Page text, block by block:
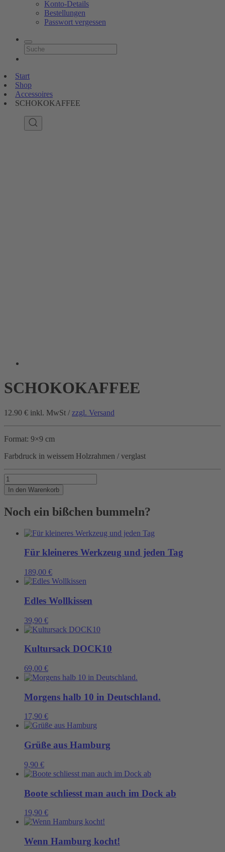
Konto-Details
Bestellungen
Passwort vergessen
Start
Shop
Accessoires
SCHOKOKAFFEE
SCHOKOKAFFEE
12.90 € inkl. MwSt / zzgl. Versand
Format: 9×9 cm
Farbdruck in weissem Holzrahmen / verglast
SCHOKOKAFFEE
Menge
In den Warenkorb
Noch ein bißchen bummeln?
Für kleineres Werkzeug und jeden Tag
189,00 €
Edles Wollkissen
39,90 €
Kultursack DOCK10
69,00 €
Morgens halb 10 in Deutschland.
17,90 €
Grüße aus Hamburg
9,90 €
Boote schliesst man auch im Dock ab
19,90 €
Wenn Hamburg kocht!